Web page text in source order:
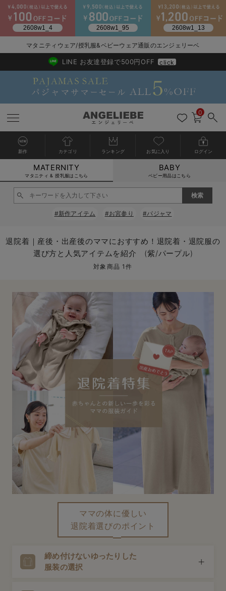
マタニティウェア全て
マタニティ ワンピース
マタニティ スカート
マタニティ アウター（コート）・ママコート
マタニティ 下着・インナー全て
授乳ブラ・マタニティブラ（マタニティインナー・産後用品）
妊婦帯・腹帯・産前ガードル
産褥ショーツ
骨盤・マタニティベルト （妊娠中・産後）
産後 ガードル インナー
マタニティ 腹巻き
授乳服全て
マタニティ フォーマル全て
マタニティ スーツ
マタニティ ドレス（結婚式・お呼ばれ）
授乳用品全て
妊婦用 抱き枕・授乳クッション
マタニティレッグウェア全て
マタニティストッキング・タイツ
マタニティ ボディケア全て
アウトレット全て
【アウトレット】ワンピース
【アウトレット】ボトムス
【アウトレット】インナー
【アウトレット】ベビー
特集全て
見えてもカワイイ
冷房対策
接触冷感素材
Tシャツブラ
ブラトップ
親子セット
快適機能ウェア特集 トップス
快適機能ウェア特集 ボトムス
快適機能ウェア特集 パジャマ
erbaviva（エルバビーバ）
安心の日本製。先輩ママが買ってよかった！本当に必要な出産準備品
ハレの日に着るANGELIEBEのセレモニー
買って正解！高評価レビューアイテム
親子コーデ｜ママとベビーにおすすめ！
再入荷全て
再入荷｜インナー
戻る
送料無料アイテム全て
ワンピース
パンツ
パジャマ
インナー
雑貨
ベビー
戻る
ブラキャミ おまとめ
MAX55%OFF ブラックフ
戻る
【37周年祭セール】
【37周年祭セール】
戻る
気温差別オススメア
【15℃】3月下旬～
戻る
動きやすく着回しで
戻る
強撚スムース(コスパ
戻る
マタニティウェア
【おまとめ割】パジ
戻る
こだわりの履き心地
カジュアル
レギンス
戻る
ジャケット派
きれいめスカート派
ツィード派
王道シンプル派
セットアップ派
戻る
出産準備応援割全て
マタニティパジャマ
ベビー
戻る
【オフィスカジュア
戻る
レギンスタイプ
戻る
【フォーマル】ワン
【フォーマル】トッ
戻る
【ベビー】長袖
【ベビー】グッズ
戻る
ハンカチ
コンビ肌着
セット
戻る
快適ウェア10%OFF
戻る
春のマタニティワン
セットアップ・ レイ
Iライン ・タイトシル
ワーク・オフィス
カジュアル
フォーマル / オケー
あったかアイテム｜
戻る
Gift Selection 出産
〜3,000円（税込）
〜10,000円（税込）
女の子におススメの
男の子におススメの
定番ギフト
もらって嬉しいギフト
かわいくておもしろ
何枚あっても嬉しい
長く使えるアイテム
戻る
冬の冷え対策インナ
薄くてあったか
腹巻・ひざ上パンツ
レギンス・タイツ
カップ付きインナー
あったか度◎
裏起毛素材
戻る
入院準備の持ち物チ
入院してすぐ使うグ
産後に使うグッズ
戻る
冬のあったか特集全て
【冬のあったか特集
【冬のあったか特集
マタニティウェア/授乳服&ベビーウェア通販のエンジェリーベ
2026/NewArrival
送料495円(一部地域を除く) 7,700円以上で送料無料
LINE お友達登録で500円OFF click
0
新作 カテゴリ ランキング お気に入り ログイン
MATERNITY
マタニティ & 授乳服はこちら
BABY
ベビー用品はこちら
#新作アイテム #お宮参り #パジャマ
退院着｜産後・出産後のママにおすすめ！退院着・退院服の
選び方と人気アイテムを紹介 (紫/パープル)
対象商品 1件
ママの体に優しい
退院着選びのポイント
締め付けないゆったりした
服装の選択
カートに入れる
閉じる